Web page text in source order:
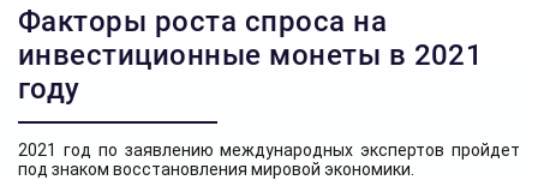
Факторы роста спроса на
инвестиционные монеты в 2021
году
2021 год по заявлению международных экспертов пройдет
под знаком восстановления мировой экономики.